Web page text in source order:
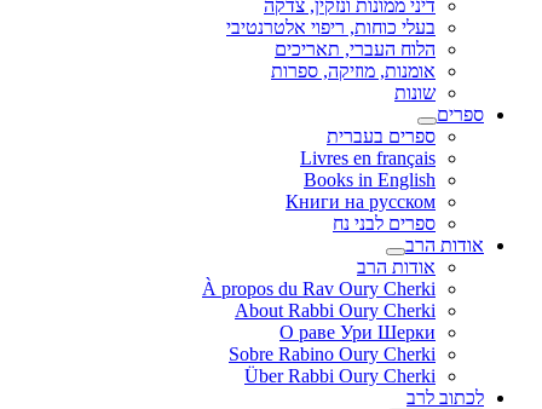
דיני ממונות ונזקין, צדקה
בעלי כוחות, ריפוי אלטרנטיבי
הלוח העברי, תאריכים
אומנות, מוזיקה, ספרות
שונות
ספרים
ספרים בעברית
Livres en français
Books in English
Книги на русском
ספרים לבני נח
אודות הרב
אודות הרב
À propos du Rav Oury Cherki
About Rabbi Oury Cherki
О раве Ури Шерки
Sobre Rabino Oury Cherki
Über Rabbi Oury Cherki
לכתוב לרב